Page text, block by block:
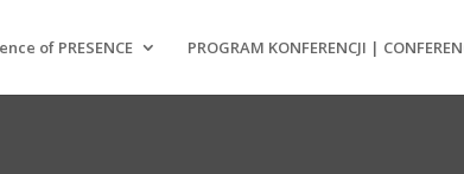
of PRESENCE PROGRAM KONFERENCJI |